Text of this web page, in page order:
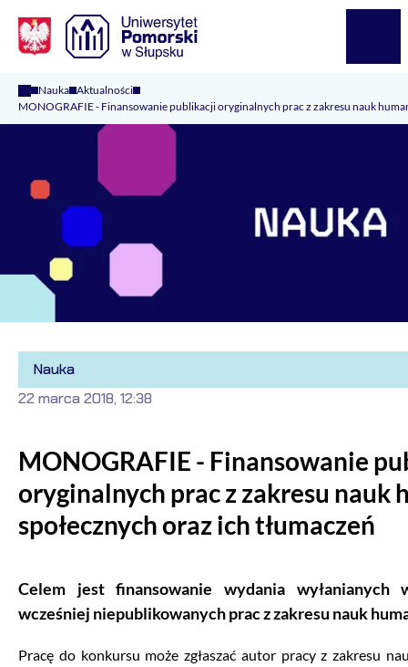
Nauka Aktualności
MONOGRAFIE - Finansowanie publikacji oryginalnych prac z zakresu nauk
Nauka
MONOGRAFIE - Finansowanie
oryginalnych prac z zakresu nauk
społecznych oraz ich tłumaczeń
Celem jest finansowanie wydania
wcześniej niepublikowanych prac z zakresu nauk
22 marca 2018, 12:38
Pracę do konkursu może zgłaszać autor pracy z zakresu